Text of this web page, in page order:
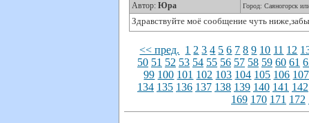
Автор: Юра Город: Саяногорск
Здравствуйте моё сообщение чуть
<< пред. 1 2 3 4 5 6 7 8 9 10 11 12
50 51 52 53 54 55 56 57 58 59 60 61
99 100 101 102 103 104 105 106 107
134 135 136 137 138 139 140 141 142
169 170 171 172